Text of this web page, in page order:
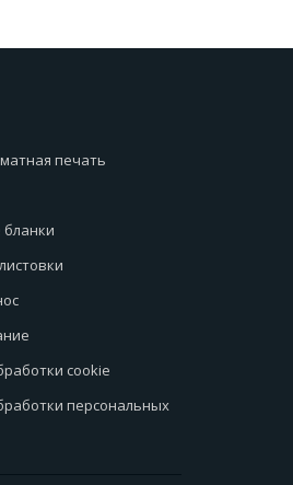
печать
cookie
персональных